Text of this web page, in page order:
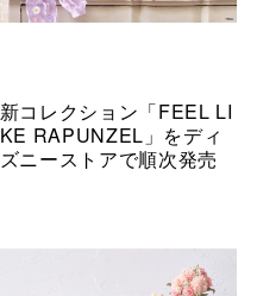
新コレクション「FEEL LI
KE RAPUNZEL」をディ
ズニーストアで順次発売